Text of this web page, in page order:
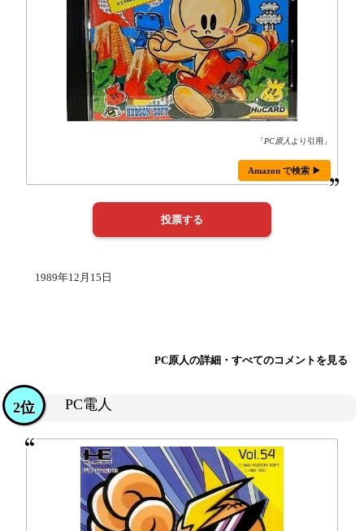
「PC原人 より引用」
Amazon で検索 ▶
1989年12月15日
PC原人の詳細・すべてのコメントを見る
PC電人
2位